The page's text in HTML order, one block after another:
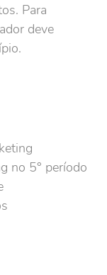
Para
deve
no 5° período